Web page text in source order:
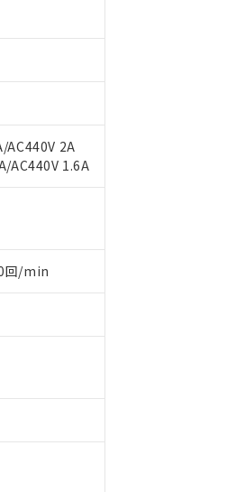
AC440V 2A
AC440V 1.6A
回/min
客様担当のオムロン制御機器販売店・
ク
」をご確認ください。
漏洩または開示しないようお願いしま
には、I-Webメンバーズにご登録され
ついて、当社および当社の共同利用者
要な範囲で利用することをご了承くだ
の「1.共同利用者の範囲」に記載されて
ます。
非含有を証明するものではありません。
了までの期間は出荷製品に未対応品が
のことがない限り、2022年1月12日よ
を示します。
を示します。
リ臭化ジフェニルエーテル類) : 1000ppm、
フタル酸ブチルベンジル) : 1000ppm、
します。
境に深刻な影響を及ぼさない年数を意
定める商品（以下｢規制貨物等」とい
たはその他武器並びにこれらの製造装
3の内容を当該第三者に通知します。
るおそれがある場合は、取り引きをい
、またはお客様担当のオムロン制御
種